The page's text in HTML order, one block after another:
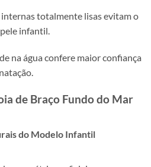
totalmente lisas evitam o
infantil.
na água confere maior confiança
de Braço Fundo do Mar
do Modelo Infantil